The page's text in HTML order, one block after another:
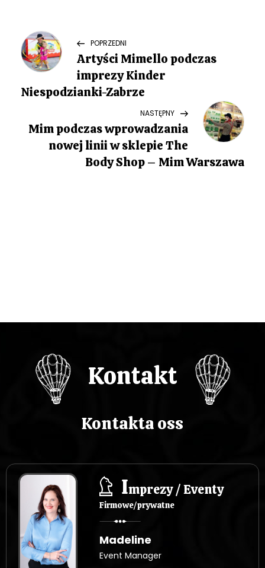
N
a
w
i
Previous
Post
POPRZEDNI
Artyści Mimello podczas
imprezy Kinder
Niespodzianki-Zabrze
Post
NASTĘPNY
Mim podczas wprowadzania
nowej linii w sklepie The
Body Shop – Mim Warszawa
Kontakt
Kontakta oss
Imprezy / Eventy
Firmowe/prywatne
Madeline
Event Manager